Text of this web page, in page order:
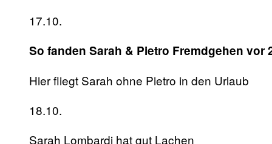
17.10.
So fanden Sarah & Pietro Fremdgehen vor
Hier fliegt Sarah ohne Pietro in den Urlaub
18.10.
Sarah Lombardi hat gut Lachen